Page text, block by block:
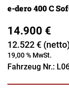
e-dero 400 C
14.900 €
12.522 €
19,00 % MwSt.
Fahrzeug Nr.: